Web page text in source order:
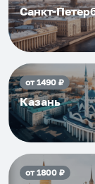
Санкт-
от1490₽
Казань
от1800₽